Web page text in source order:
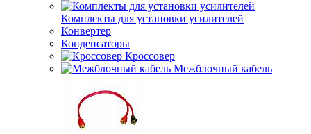
Комплекты для установки усилителей
Конвертер
Конденсаторы
Кроссовер
Межблочный кабель